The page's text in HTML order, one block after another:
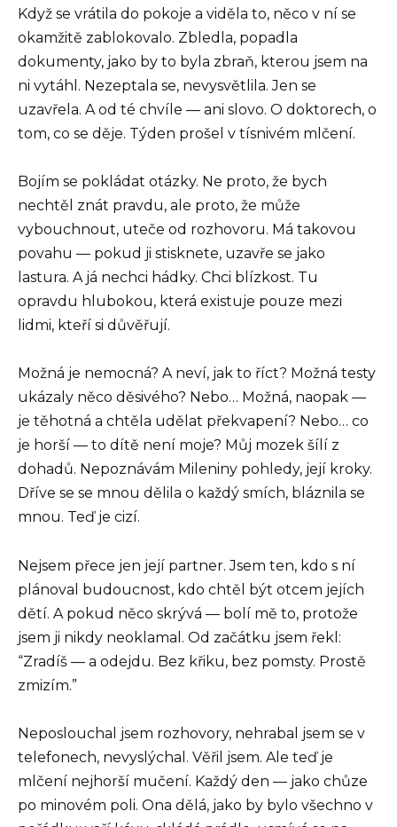
Když se vrátila do pokoje a viděla to, něco v ní se
okamžitě zablokovalo. Zbledla, popadla
dokumenty, jako by to byla zbraň, kterou jsem na
ni vytáhl. Nezeptala se, nevysvětlila. Jen se
uzavřela. A od té chvíle — ani slovo. O doktorech, o
tom, co se děje. Týden prošel v tísnivém mlčení.
Bojím se pokládat otázky. Ne proto, že bych
nechtěl znát pravdu, ale proto, že může
vybouchnout, uteče od rozhovoru. Má takovou
povahu — pokud ji stisknete, uzavře se jako
lastura. A já nechci hádky. Chci blízkost. Tu
opravdu hlubokou, která existuje pouze mezi
lidmi, kteří si důvěřují.
Možná je nemocná? A neví, jak to říct? Možná testy
ukázaly něco děsivého? Nebo… Možná, naopak —
je těhotná a chtěla udělat překvapení? Nebo… co
je horší — to dítě není moje? Můj mozek šílí z
dohadů. Nepoznávám Mileniny pohledy, její kroky.
Dříve se se mnou dělila o každý smích, bláznila se
mnou. Teď je cizí.
Nejsem přece jen její partner. Jsem ten, kdo s ní
plánoval budoucnost, kdo chtěl být otcem jejích
dětí. A pokud něco skrývá — bolí mě to, protože
jsem ji nikdy neoklamal. Od začátku jsem řekl:
“Zradíš — a odejdu. Bez křiku, bez pomsty. Prostě
zmizím.”
Neposlouchal jsem rozhovory, nehrabal jsem se v
telefonech, nevyslýchal. Věřil jsem. Ale teď je
mlčení nejhorší mučení. Každý den — jako chůze
po minovém poli. Ona dělá, jako by bylo všechno v